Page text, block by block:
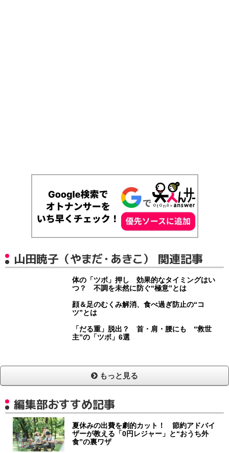
山田暁子（やまだ・あきこ） 関連記事
体の「ツボ」押し 効果的なタイミングはい
つ？ 不調を未然に防ぐ“極意”とは
顔＆足のむくみ解消、食べ過ぎ防止の“コ
ツ”とは
「だる重」脱出？ 首・肩・腰にも “救世
主”の「ツボ」6選
もっと見る
編集部おすすめ記事
夏休みの出費を劇的カット！ 節約アドバイ
ザーが教える「0円レジャー」と“おうち外
食”の裏ワザ